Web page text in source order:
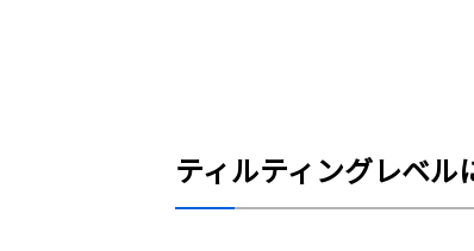
ティルティングレベ